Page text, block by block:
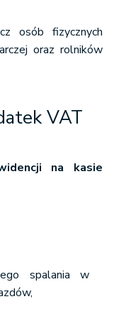
osób fizycznych
oraz rolników
VAT
na kasie
spalania w